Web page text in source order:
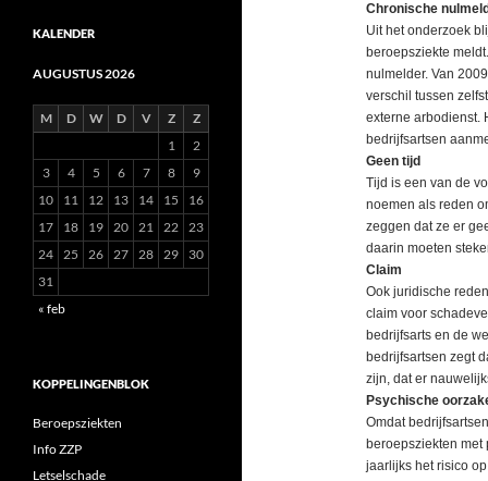
Chronische
Uit het onderzoek
beroepsziekte
nulmelder. Van
verschil tussen
externe arbodienst.
bedrijfsartsen
Geen tijd
Tijd is een van de
noemen als reden
zeggen dat ze er
daarin moeten
Claim
Ook juridische
claim voor
bedrijfsarts en de
bedrijfsartsen zegt
zijn, dat er
Psychische
Omdat
beroepsziekten
jaarlijks het risico
KALENDER
AUGUSTUS 2026
M D W D V Z
Z
1
2
3
4 5 6 7 8
9
10
11 12 13 14 15
16
17
18 19 20 21 22
23
24
25 26 27 28 29
30
31
« feb
KOPPELINGENBLOK
Beroepsziekten
Info ZZP
Letselschade